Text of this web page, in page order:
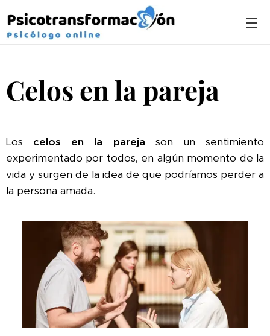
Celos en la pareja
Los celos en la pareja son un sentimiento
experimentado por todos, en algún momento de la
vida y surgen de la idea de que podríamos perder a
la persona amada.